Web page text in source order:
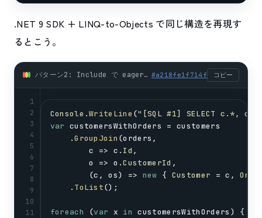
.NET 9 SDK + LINQ-to-Objects で同じ構造を再現す
るとこう。
パターン2: Include で eager loading (1クエリで関連ごと取得) (csharp) #a218fe1f714f コピー
1
2
3
4
5
6
7
8
9
10
11
Console .WriteLine ("[SQL #1] SELECT c.*, o.*
var customersWithOrders = customers
    .
GroupJoin (orders ,
c => c . Id ,
o
=> o .CustomerId ,
        (
c , os) => new { Customer = c ,
    .
ToList();
foreach (var x in customersWithOrders ) {